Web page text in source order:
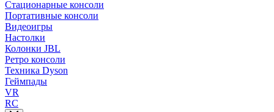
Стационарные консоли
Портативные консоли
Видеоигры
Настолки
Колонки JBL
Ретро консоли
Техника Dyson
Геймпады
VR
RC